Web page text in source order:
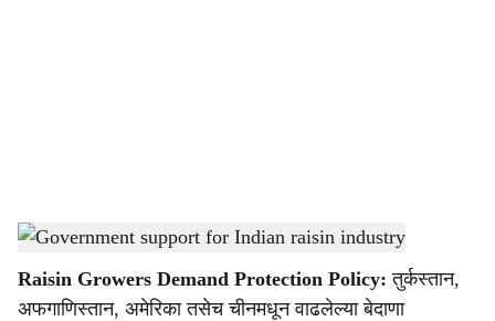
a
Government support for Indian raisin industry-Agrowon
Raisin Growers Demand Protection Policy: तुर्कस्तान,
अफगाणिस्तान, अमेरिका तसेच चीनमधून वाढलेल्या बेदाणा